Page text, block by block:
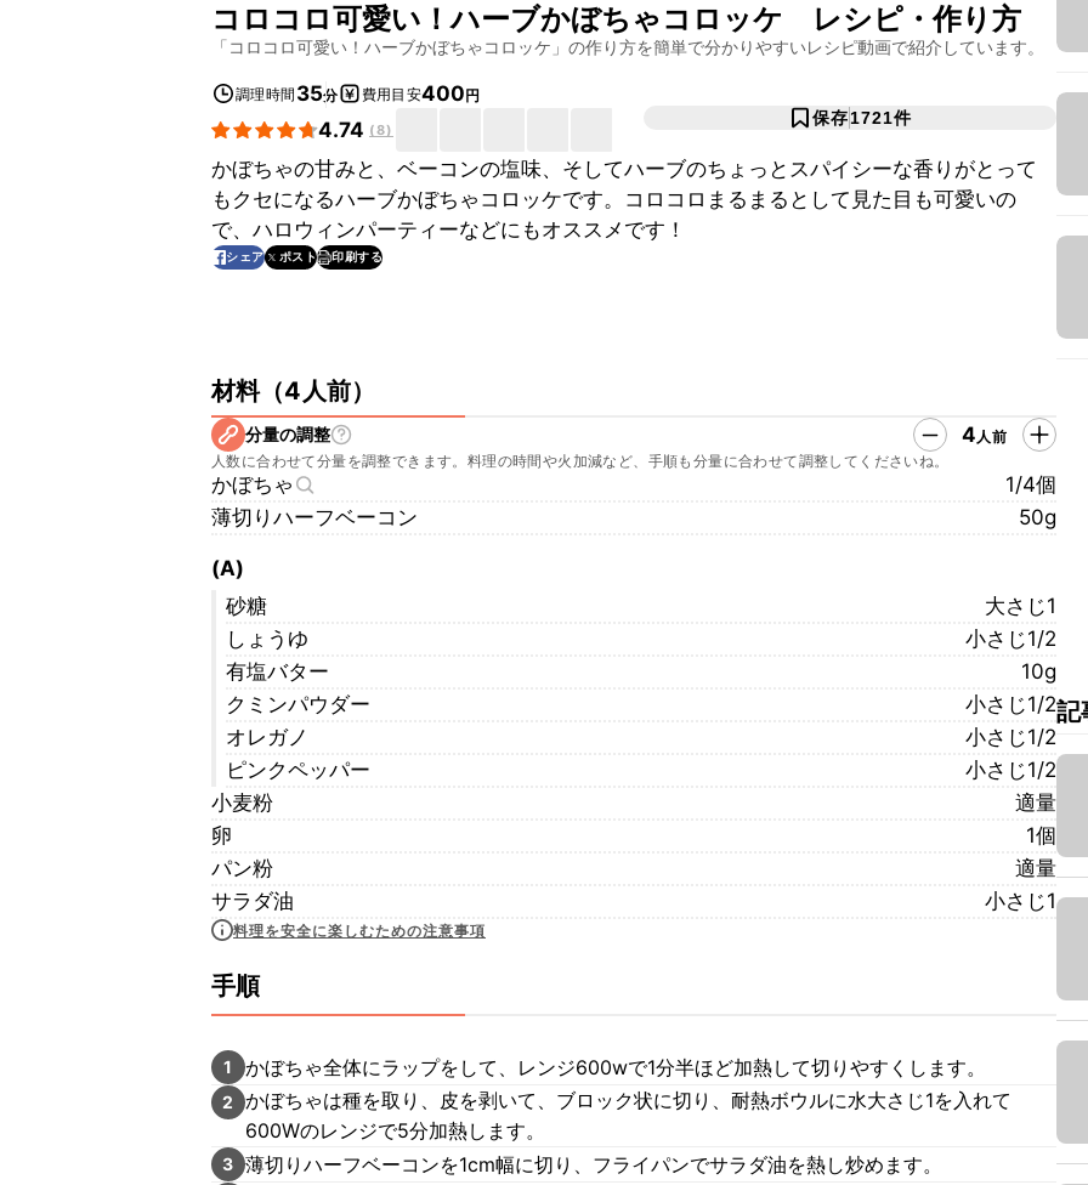
コロコロ可愛い！ハーブかぼちゃコロッケ レシピ・作り方
「コロコロ可愛い！ハーブかぼちゃコロッケ 」の作り方を簡単で分かりやすいレシピ動画で紹介しています。
調理時間 35分 費用目安400円
4.74 (8)
保存1721件
かぼちゃの甘みと、ベーコンの塩味、そしてハーブのちょっとスパイシーな香りがとって
もクセになるハーブかぼちゃコロッケです。コロコロまるまるとして見た目も可愛いの
で、ハロウィンパーティーなどにもオススメです！
シェア ポスト 印刷する
材料（4人前）
分量の調整 4人前
人数に合わせて分量を調整できます。料理の時間や火加減など、手順も分量に合わせて調整してくださいね。
かぼちゃ
1/4個
薄切りハーフベーコン
50g
(A)
砂糖
大さじ1
しょうゆ
小さじ1/2
有塩バター
10g
クミンパウダー
小さじ1/2
オレガノ
小さじ1/2
ピンクペッパー
小さじ1/2
小麦粉
適量
卵
1個
パン粉
適量
サラダ油
小さじ1
料理を安全に楽しむための注意事項
手順
1 かぼちゃ全体にラップをして、レンジ600wで1分半ほど加熱して切りやすくします。
2
かぼちゃは種を取り、皮を剥いて、ブロック状に切り、耐熱ボウルに水大さじ1を入れて
600Wのレンジで5分加熱します。
3 薄切りハーフベーコンを1cm幅に切り、フライパンでサラダ油を熱し炒めます。
記